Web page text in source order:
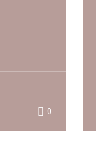
0